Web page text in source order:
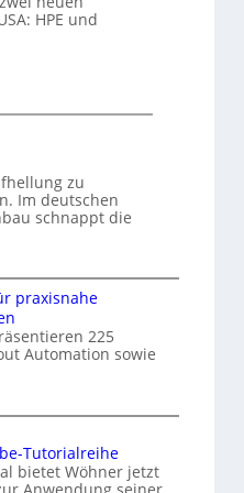
HPE und
zu
Im deutschen
schnappt die
praxisnahe
225
Automation sowie
Tutorialreihe
bietet Wöhner jetzt
Anwendung seiner